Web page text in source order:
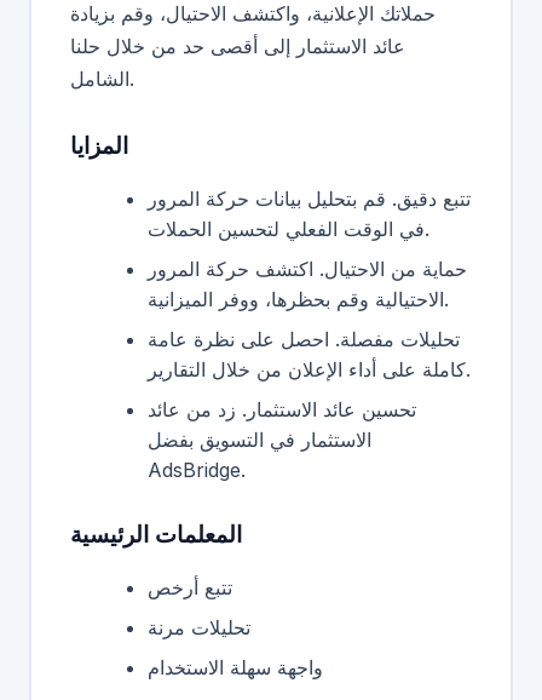
حملاتك الإعلانية، واكتشف الاحتيال، وقم بزيادة
عائد الاستثمار إلى أقصى حد من خلال حلنا
الشامل.
المزايا
تتبع دقيق. قم بتحليل بيانات حركة المرور
في الوقت الفعلي لتحسين الحملات.
حماية من الاحتيال. اكتشف حركة المرور
الاحتيالية وقم بحظرها، ووفر الميزانية.
تحليلات مفصلة. احصل على نظرة عامة
كاملة على أداء الإعلان من خلال التقارير.
تحسين عائد الاستثمار. زد من عائد
الاستثمار في التسويق بفضل
AdsBridge.
المعلمات الرئيسية
تتبع أرخص
تحليلات مرنة
واجهة سهلة الاستخدام